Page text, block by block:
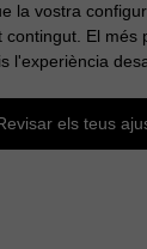
la vostra
contingut. El més
l'experiència
els teus